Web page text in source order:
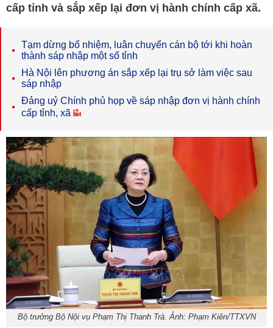
cấp tỉnh và sắp xếp lại đơn vị hành chính cấp xã.
Tạm dừng bổ nhiệm, luân chuyển cán bộ tới khi hoàn
thành sáp nhập một số tỉnh
Hà Nội lên phương án sắp xếp lại trụ sở làm việc sau
sáp nhập
Đảng uỷ Chính phủ họp về sáp nhập đơn vị hành chính
cấp tỉnh, xã
Bộ trưởng Bộ Nội vụ Phạm Thị Thanh Trà. Ảnh: Phạm Kiên/TTXVN